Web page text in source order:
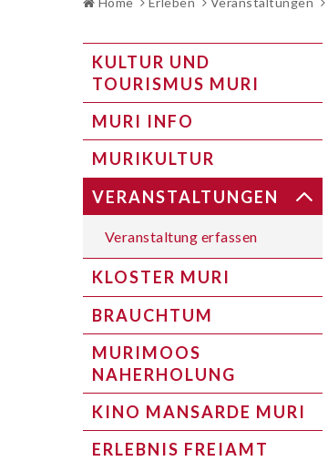
SUBNAVIGATION
KULTUR UND
TOURISMUS MURI
MURI INFO
MURIKULTUR
VERANSTALTUNGEN
Veranstaltung erfassen
KLOSTER MURI
BRAUCHTUM
MURIMOOS
NAHERHOLUNG
KINO MANSARDE MURI
ERLEBNIS FREIAMT